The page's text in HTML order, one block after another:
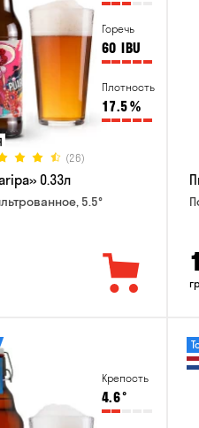
Горечь
60 IBU
Плотность
17.5%
(26)
0.33л
5.5°
Крепость
4.6°